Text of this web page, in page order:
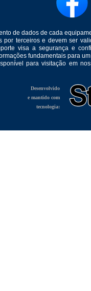
de dados de cada
por terceiros e devem ser
visa a segurança e
fundamentais para
para visitação em
Desenvolvido
e mantido com
tecnologia: